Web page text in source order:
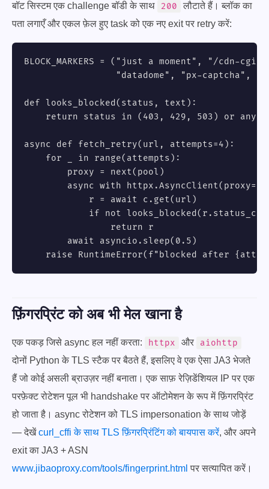
बॉट सिस्टम एक challenge बॉडी के साथ
200 लौटाते हैं। ब्लॉक का
पता लगाएँ और एकल फ़ेल हुए task को एक नए exit पर retry करें:
BLOCK_MARKERS = ("just a moment", "/cdn-
"datadome", "px-captcha",
def looks_blocked(status, text):
return status in (403, 429, 503) or
async def fetch_retry(url, attempts=4):
    for _ in range(attempts):
        proxy = next(pool)
async with
            r = await c.get(url)
if not
                return r
        await asyncio.sleep(0.5)
raise RuntimeError(f"blocked after
फ़िंगरप्रिंट को अब भी मेल खाना है
एक पकड़ जिसे async हल नहीं करता: httpx और
aiohttp
दोनों Python के TLS स्टैक पर बैठते हैं, इसलिए वे एक ऐसा JA3 भेजते
हैं जो कोई असली ब्राउज़र नहीं बनाता। एक साफ़ रेज़िडेंशियल IP पर एक
परफ़ेक्ट रोटेशन पूल भी handshake पर ऑटोमेशन के रूप में फ़िंगरप्रिंट
हो जाता है। async रोटेशन को TLS impersonation के साथ जोड़ें
— देखेंcurl_cffi के साथ TLS फ़िंगरप्रिंटिंग को बायपास करें, और अपने
exit का JA3 + ASN
www.jibaoproxy.com/tools/fingerprint.html पर सत्यापित करें।